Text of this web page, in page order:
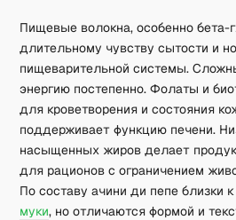
Пищевые волокна, особенно бета-
длительному чувству сытости и
пищеварительной системы.
энергию постепенно. Фолаты и
для кроветворения и состояния
поддерживает функцию печени.
насыщенных жиров делает
для рационов с ограничением
По составу ачини ди пепе близки к
муки, но отличаются формой и